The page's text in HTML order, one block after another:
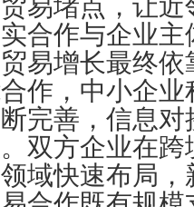
易堵点，让
合作与企业
易增长最终
作，中小企
完善，信息
双方企业在
域快速布局